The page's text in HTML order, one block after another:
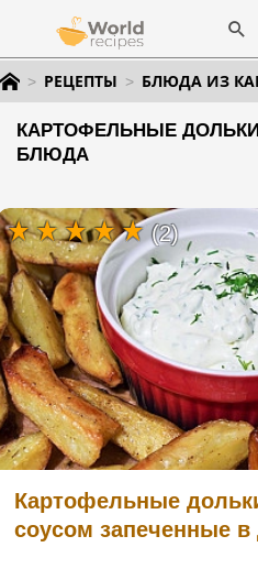
РЕЦЕПТЫ БЛЮДА ИЗ
КАРТОФЕЛЬНЫЕ
БЛЮДА
Картофельные
соусом запеченные в
(2)